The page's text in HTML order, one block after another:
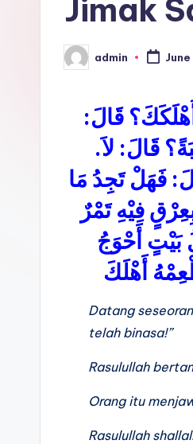
Jimak
Posted
by
admin
قَالَ:
قَالَ: لاَ.
فَهَلْ تَجِدُ مَا
فِيْهِ تَمْرٌ
بَيْتٍ أَحْوَجُ
أَهْلَكَ
Datang
telah binasa!”
Rasulullah
Orang itu
Rasulullah